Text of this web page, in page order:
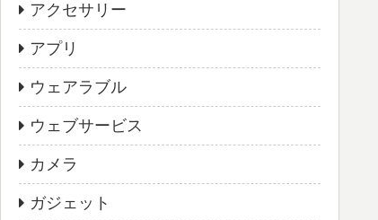
アクセサリー
アプリ
ウェアラブル
ウェブサービス
カメラ
ガジェット